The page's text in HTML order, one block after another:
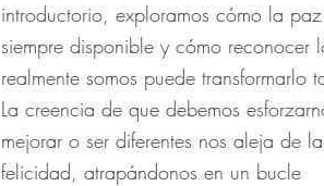
introductorio, exploramos cómo la
siempre disponible y cómo reconocer
realmente somos puede transformarlo
La creencia de que debemos
mejorar o ser diferentes nos aleja de la
felicidad, atrapándonos en un bucle